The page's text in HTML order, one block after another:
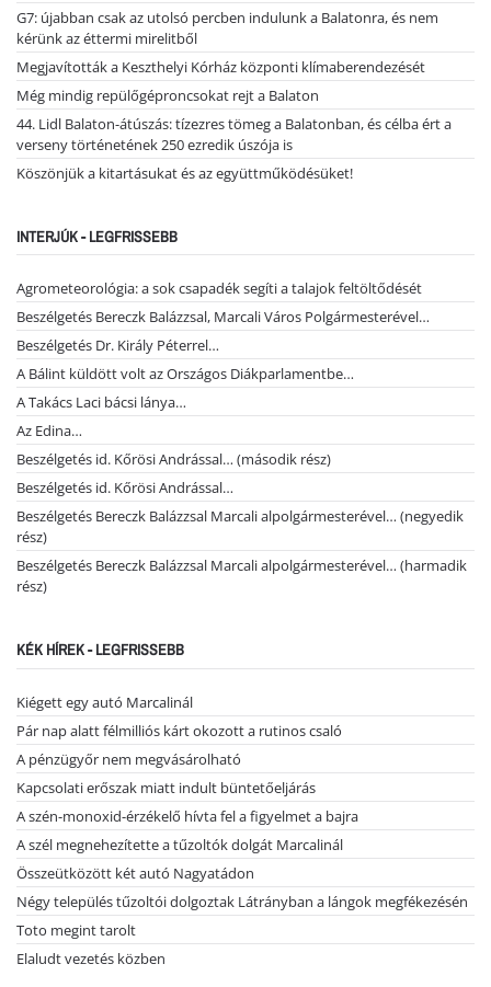
G7: újabban csak az utolsó percben indulunk a Balatonra, és nem
kérünk az éttermi mirelitből
Megjavították a Keszthelyi Kórház központi klímaberendezését
Még mindig repülőgéproncsokat rejt a Balaton
44. Lidl Balaton-átúszás: tízezres tömeg a Balatonban, és célba ért a
verseny történetének 250 ezredik úszója is
Köszönjük a kitartásukat és az együttműködésüket!
INTERJÚK - LEGFRISSEBB
Agrometeorológia: a sok csapadék segíti a talajok feltöltődését
Beszélgetés Bereczk Balázzsal, Marcali Város Polgármesterével…
Beszélgetés Dr. Király Péterrel…
A Bálint küldött volt az Országos Diákparlamentbe…
A Takács Laci bácsi lánya…
Az Edina…
Beszélgetés id. Kőrösi Andrással… (második rész)
Beszélgetés id. Kőrösi Andrással…
Beszélgetés Bereczk Balázzsal Marcali alpolgármesterével… (negyedik
rész)
Beszélgetés Bereczk Balázzsal Marcali alpolgármesterével… (harmadik
rész)
KÉK HÍREK - LEGFRISSEBB
Kiégett egy autó Marcalinál
Pár nap alatt félmilliós kárt okozott a rutinos csaló
A pénzügyőr nem megvásárolható
Kapcsolati erőszak miatt indult büntetőeljárás
A szén-monoxid-érzékelő hívta fel a figyelmet a bajra
A szél megnehezítette a tűzoltók dolgát Marcalinál
Összeütközött két autó Nagyatádon
Négy település tűzoltói dolgoztak Látrányban a lángok megfékezésén
Toto megint tarolt
Elaludt vezetés közben